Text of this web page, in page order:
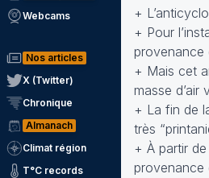
Webcams
Nos articles
X (Twitter)
Chronique
Almanach
Climat région
T°C records
+
+ Pour
provenance
+ Mais cet
masse d’air
+ La fin de
très
+ À partir
provenance